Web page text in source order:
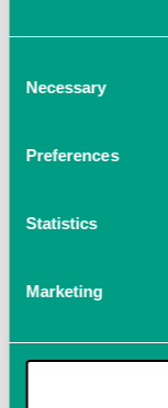
Selection
Necessary
Preferences
Statistics
Marketing
Erfahren
Was ist
(PWM)
Die
Gleichspannung